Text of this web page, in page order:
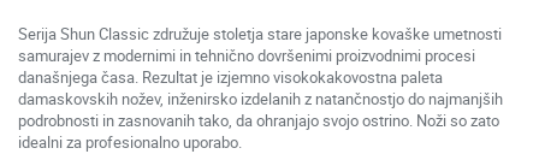
Serija Shun Classic združuje stoletja stare japonske kovaške umetnosti
samurajev z modernimi in tehnično dovršenimi proizvodnimi procesi
današnjega časa. Rezultat je izjemno visokokakovostna paleta
damaskovskih nožev, inženirsko izdelanih z natančnostjo do najmanjših
podrobnosti in zasnovanih tako, da ohranjajo svojo ostrino. Noži so zato
idealni za profesionalno uporabo.